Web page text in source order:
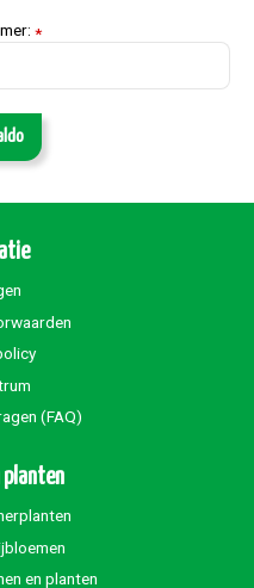
*
(FAQ)
planten
en planten